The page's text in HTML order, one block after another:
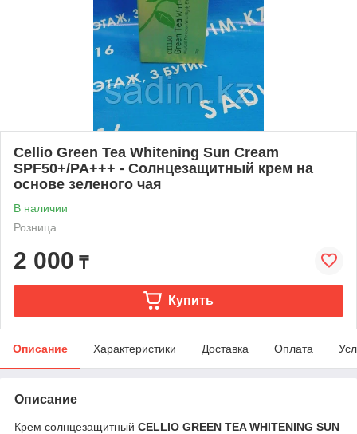
Cellio Green Tea Whitening Sun Cream
SPF50+/PA+++ - Солнцезащитный крем на
основе зеленого чая
В наличии
Розница
2 000 ₸
Купить
Описание Характеристики Доставка Оплата
Описание
Крем солнцезащитный CELLIO GREEN TEA WHITENING SUN